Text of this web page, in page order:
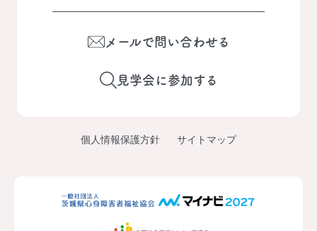
メールで問い合わせる
見学会に参加する
個人情報保護方針 サイトマップ